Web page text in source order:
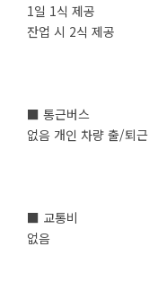
1일 1식 제공
잔업 시 2식 제공
■ 통근버스
없음 개인 차량 출/퇴근
■ 교통비
없음